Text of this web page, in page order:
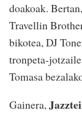
doakoak.
Travellin
bikotea, DJ
tronpeta-
Tomasa
Gainera,